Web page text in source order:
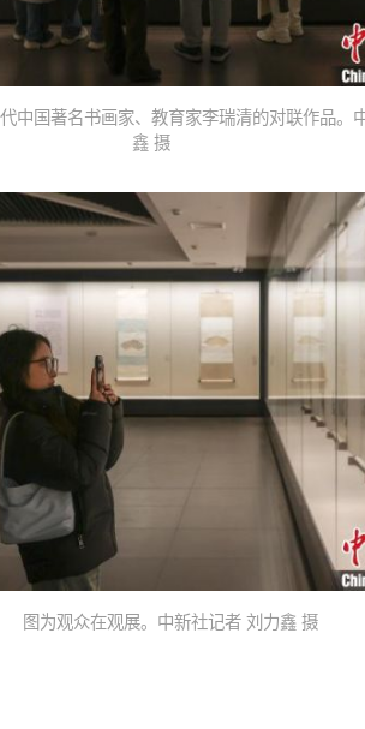
中国著名书画家、教育家李瑞清的对联作品。
鑫 摄
图为观众在观展。中新社记者 刘力鑫 摄